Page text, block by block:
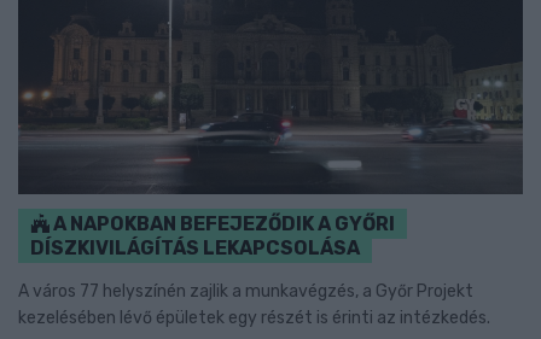
A NAPOKBAN BEFEJEZŐDIK A GYŐRI
DÍSZKIVILÁGÍTÁS LEKAPCSOLÁSA
A város 77 helyszínén zajlik a munkavégzés, a Győr Projekt
kezelésében lévő épületek egy részét is érinti az intézkedés.